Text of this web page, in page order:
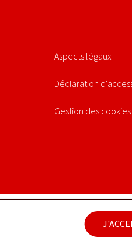
Aspects légaux
Déclaration
Gestion des cookies